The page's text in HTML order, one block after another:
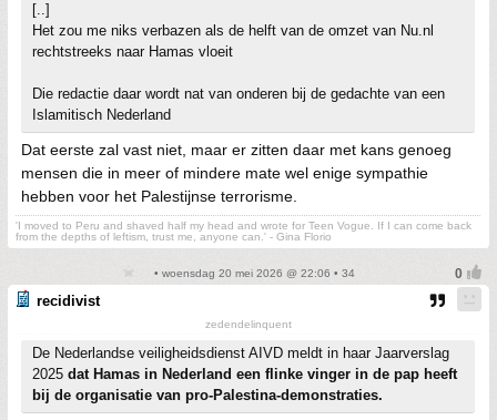
[..]
Het zou me niks verbazen als de helft van de omzet van Nu.nl
rechtstreeks naar Hamas vloeit
Die redactie daar wordt nat van onderen bij de gedachte van een
Islamitisch Nederland
Dat eerste zal vast niet, maar er zitten daar met kans genoeg
mensen die in meer of mindere mate wel enige sympathie
hebben voor het Palestijnse terrorisme.
'I moved to Peru and shaved half my head and wrote for Teen Vogue. If I can come back
from the depths of leftism, trust me, anyone can.' - Gina Florio
• woensdag 20 mei 2026 @ 22:06 • 34
recidivist
zedendelinquent
De Nederlandse veiligheidsdienst AIVD meldt in haar Jaarverslag
2025 dat Hamas in Nederland een flinke vinger in de pap heeft
bij de organisatie van pro-Palestina-demonstraties.